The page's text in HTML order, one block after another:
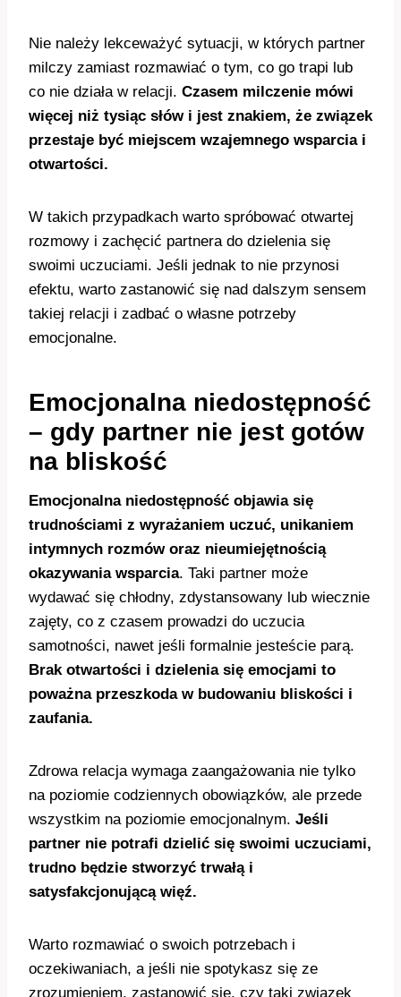
Nie należy lekceważyć sytuacji, w których partner
milczy zamiast rozmawiać o tym, co go trapi lub
co nie działa w relacji. Czasem milczenie mówi
więcej niż tysiąc słów i jest znakiem, że związek
przestaje być miejscem wzajemnego wsparcia i
otwartości.
W takich przypadkach warto spróbować otwartej
rozmowy i zachęcić partnera do dzielenia się
swoimi uczuciami. Jeśli jednak to nie przynosi
efektu, warto zastanowić się nad dalszym sensem
takiej relacji i zadbać o własne potrzeby
emocjonalne.
Emocjonalna niedostępność
– gdy partner nie jest gotów
na bliskość
Emocjonalna niedostępność objawia się
trudnościami z wyrażaniem uczuć, unikaniem
intymnych rozmów oraz nieumiejętnością
okazywania wsparcia. Taki partner może
wydawać się chłodny, zdystansowany lub wiecznie
zajęty, co z czasem prowadzi do uczucia
samotności, nawet jeśli formalnie jesteście parą.
Brak otwartości i dzielenia się emocjami to
poważna przeszkoda w budowaniu bliskości i
zaufania.
Zdrowa relacja wymaga zaangażowania nie tylko
na poziomie codziennych obowiązków, ale przede
wszystkim na poziomie emocjonalnym. Jeśli
partner nie potrafi dzielić się swoimi uczuciami,
trudno będzie stworzyć trwałą i
satysfakcjonującą więź.
Warto rozmawiać o swoich potrzebach i
oczekiwaniach, a jeśli nie spotykasz się ze
zrozumieniem, zastanowić się, czy taki związek